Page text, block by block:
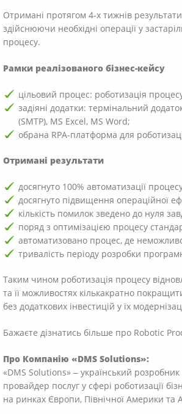
Отримані протягом 4-х тижнів
здійснюючи необхідні операції у
процесу.
Рамки реалізованого бізнес-кейсу
цільовий процес: роботизація
задіяні додатки: термінальний
(SMTP), MS Excel, MS Word;
обрана RPA-платформа для
Отримані результати
досягнуто 100% автоматизації
досягнуто підвищення операційної
кількість помилок зведено до нуля
поряд з оптимізацією процесу
автоматизовано процес, де
тривалість періоду розробки
Таким чином роботизація процесу
та її можливостях кількакратно
без додаткових інвестицій у їх
Бажаєте дізнатись більше про Robotic
Про Компанію «DMS Solutions»:
«DMS Solutions» ‒ український
провайдер послуг у сфері роботизації
на ринках Європи, Північної Америки та